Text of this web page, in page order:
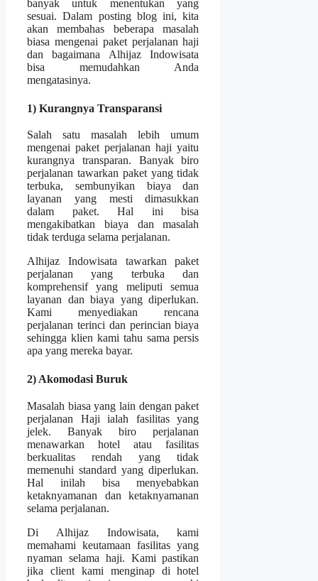
banyak untuk menentukan yang
sesuai. Dalam posting blog ini, kita
akan membahas beberapa masalah
biasa mengenai paket perjalanan haji
dan bagaimana Alhijaz Indowisata
bisa memudahkan Anda
mengatasinya.
1) Kurangnya Transparansi
Salah satu masalah lebih umum
mengenai paket perjalanan haji yaitu
kurangnya transparan. Banyak biro
perjalanan tawarkan paket yang tidak
terbuka, sembunyikan biaya dan
layanan yang mesti dimasukkan
dalam paket. Hal ini bisa
mengakibatkan biaya dan masalah
tidak terduga selama perjalanan.
Alhijaz Indowisata tawarkan paket
perjalanan yang terbuka dan
komprehensif yang meliputi semua
layanan dan biaya yang diperlukan.
Kami menyediakan rencana
perjalanan terinci dan perincian biaya
sehingga klien kami tahu sama persis
apa yang mereka bayar.
2) Akomodasi Buruk
Masalah biasa yang lain dengan paket
perjalanan Haji ialah fasilitas yang
jelek. Banyak biro perjalanan
menawarkan hotel atau fasilitas
berkualitas rendah yang tidak
memenuhi standard yang diperlukan.
Hal inilah bisa menyebabkan
ketaknyamanan dan ketaknyamanan
selama perjalanan.
Di Alhijaz Indowisata, kami
memahami keutamaan fasilitas yang
nyaman selama haji. Kami pastikan
jika client kami menginap di hotel